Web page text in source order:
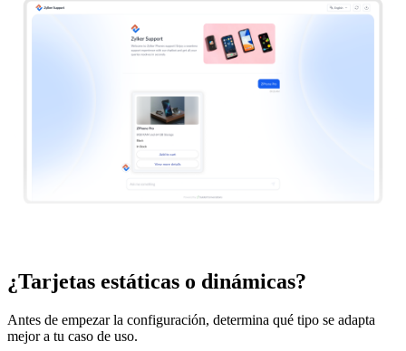
¿Tarjetas estáticas o dinámicas?
Antes de empezar la configuración, determina qué tipo se adapta
mejor a tu caso de uso.